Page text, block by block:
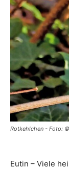
Rotkehlchen - Foto:
Eutin – Viele